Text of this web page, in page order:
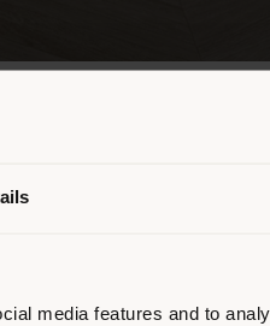
media features and to